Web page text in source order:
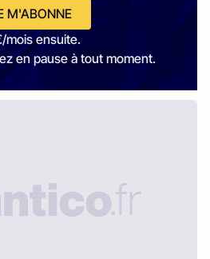
M'ABONNE
mois ensuite.
en pause à tout moment.